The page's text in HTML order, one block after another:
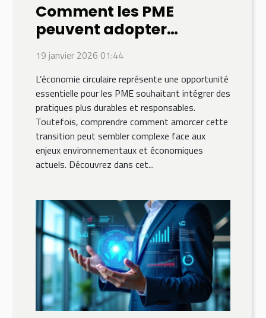
Comment les PME
peuvent adopter
l'économie circulaire ?
19 janvier 2026 01:44
L’économie circulaire représente une opportunité
essentielle pour les PME souhaitant intégrer des
pratiques plus durables et responsables.
Toutefois, comprendre comment amorcer cette
transition peut sembler complexe face aux
enjeux environnementaux et économiques
actuels. Découvrez dans cet...